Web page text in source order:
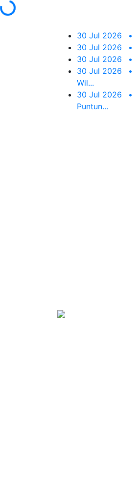
30 Jul 2026 •
30 Jul 2026
•
30 Jul 2026
•
30 Jul 2026
•
Wil...
30 Jul 2026
•
Puntun...